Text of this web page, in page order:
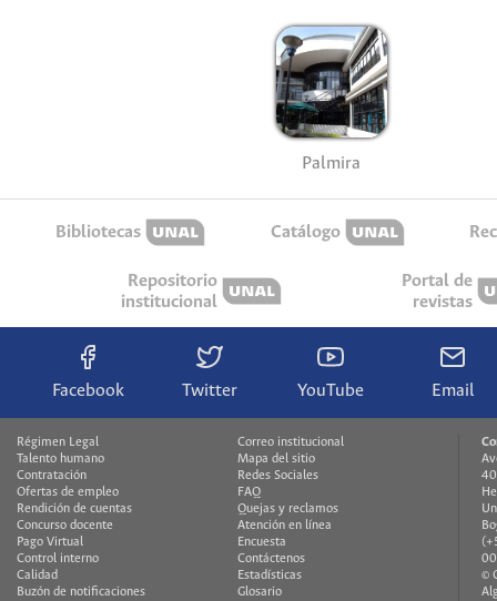
Palmira
Bibliotecas Catálogo
Repositorio
institucional
Portal de
revistas
Facebook Twitter YouTube Email
Régimen Legal
Talento humano
Contratación
Ofertas de empleo
Rendición de cuentas
Concurso docente
Pago Virtual
Control interno
Calidad
Buzón de notificaciones
Correo institucional
Mapa del sitio
Redes Sociales
FAQ
Quejas y reclamos
Atención en línea
Encuesta
Contáctenos
Estadísticas
Glosario
©